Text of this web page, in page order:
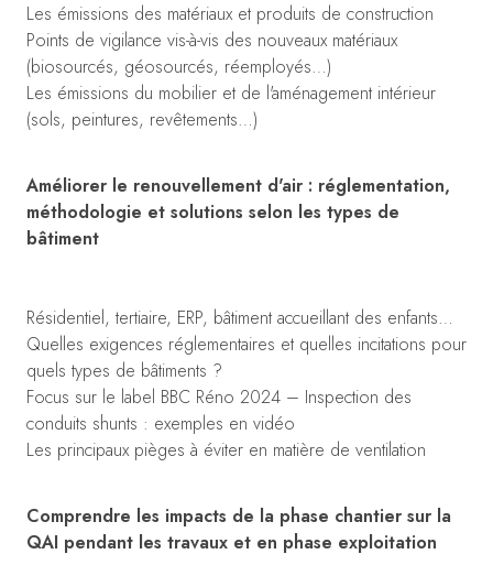
Les émissions des matériaux et produits de construction
Points de vigilance vis-à-vis des nouveaux matériaux
(biosourcés, géosourcés, réemployés…)
Les émissions du mobilier et de l'aménagement intérieur
(sols, peintures, revêtements…)
Améliorer le renouvellement d'air : réglementation,
méthodologie et solutions selon les types de
bâtiment
Résidentiel, tertiaire, ERP, bâtiment accueillant des enfants…
Quelles exigences réglementaires et quelles incitations pour
quels types de bâtiments ?
Focus sur le label BBC Réno 2024 – Inspection des
conduits shunts : exemples en vidéo
Les principaux pièges à éviter en matière de ventilation
Comprendre les impacts de la phase chantier sur la
QAI pendant les travaux et en phase exploitation